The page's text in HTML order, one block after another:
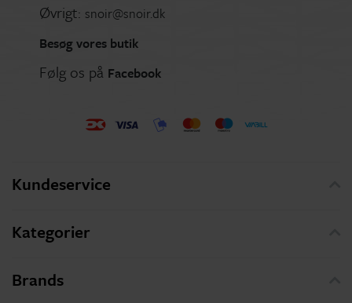
Øvrigt: snoir@snoir.dk
Besøg vores butik
Følg os på Facebook
Kundeservice
Kategorier
Brands